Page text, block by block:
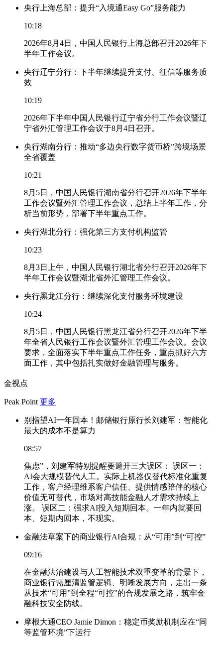
央行上海总部：提升“入境通Easy Go”服务能力
10:18
2026年8月4日，中国人民银行上海总部召开2026年下
半年工作会议。
央行辽宁分行：下半年继续提升支付、征信等服务质
效
10:19
2026年下半年中国人民银行辽宁省分行工作会议暨辽
宁省外汇管理工作会议于8月4日召开。
央行湖南分行：推动“多边央行数字货币桥”跨境场景
全省覆盖
10:21
8月5日，中国人民银行湖南省分行召开2026年下半年
工作会议暨外汇管理工作会议，总结上半年工作，分
析当前形势，部署下半年重点工作。
央行湖北分行：强化第三方支付机构监管
10:23
8月3日上午，中国人民银行湖北省分行召开2026年下
半年工作会议暨湖北省外汇管理工作会议。
央行黑龙江分行：继续深化支付服务环境建设
10:24
8月5日，中国人民银行黑龙江省分行召开2026年下半
年全省人民银行工作会议暨外汇管理工作会议。会议
要求，全面落实下半年重点工作任务，重点抓好六方
面工作，其中包括扎实做好金融管理与服务。
金视点
Peak Point 更多
别指望AI一年回本！邮储银行原行长刘建军：智能化
最大的成本不是算力
08:57
焦虑”，刘建军特别提醒要避开三大误区： 误区一：
AI会大规模替代人工。实际上机器仅替代标准化重复
工作，客户经理维系客户信任、提供情感陪伴的核心
价值无可替代，市场对高技能金融人才需求持续上
涨。 误区二：强求AI投入短期回本。一年内就要回
本、短期内回本，不现实。
金融法草案下的商业银行AI合规：从“可用”到“可控”
09:16
在金融法治建设与人工智能技术双重变革的背景下，
商业银行需厘清监管逻辑、明晰发展方向，走出一条
从技术“可用”到全程“可控”的合规发展之路，筑牢金
融科技安全防线。
摩根大通CEO Jamie Dimon：稳定币奖励机制应在“同
等监管环境”下运行